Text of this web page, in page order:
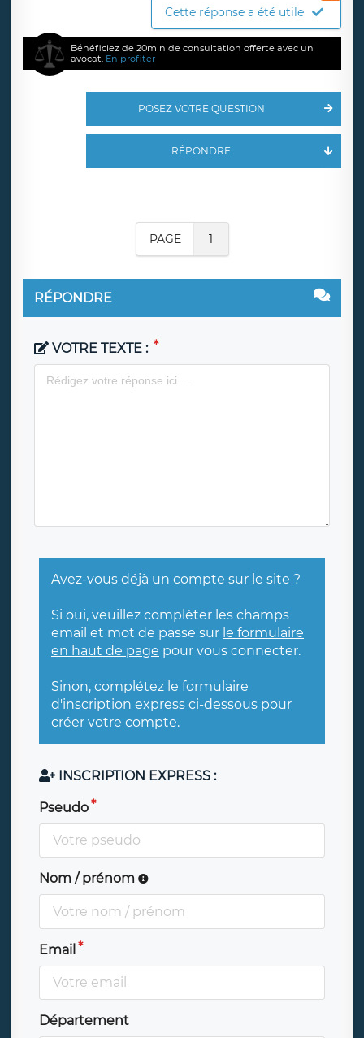
Cette réponse a été utile
Bénéficiez de 20min de consultation offerte avec un
avocat. En profiter
POSEZ VOTRE QUESTION
RÉPONDRE
PAGE 1
RÉPONDRE
VOTRE TEXTE :
Avez-vous déjà un compte sur le site ?
Si oui, veuillez compléter les champs
email et mot de passe sur le formulaire
en haut de page pour vous connecter.
Sinon, complétez le formulaire
d'inscription express ci-dessous pour
créer votre compte.
INSCRIPTION EXPRESS :
Pseudo
Nom / prénom
Email
Département